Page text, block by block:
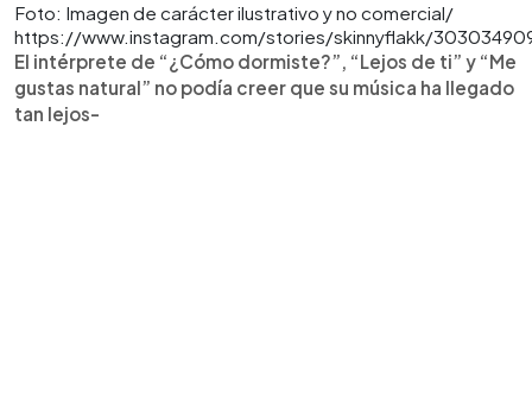
Foto: Imagen de carácter ilustrativo y no comercial/
https://www.instagram.com/stories/skinnyflakk/
El intérprete de “¿Cómo dormiste?”, “Lejos de ti” y “Me
gustas natural” no podía creer que su música ha llegado
tan lejos-